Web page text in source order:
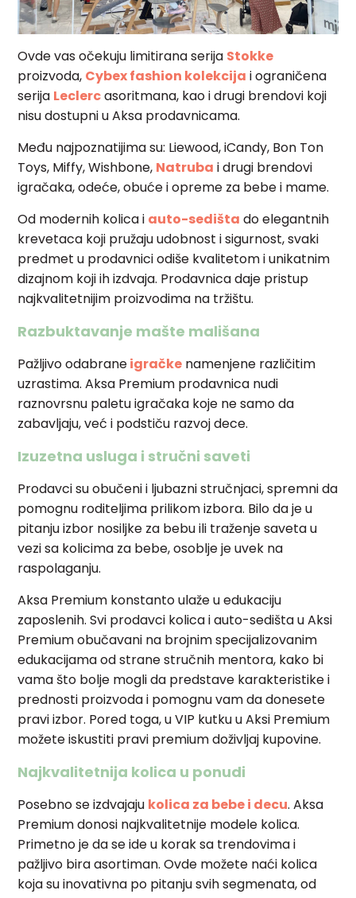
Ovde vas očekuju limitirana serija Stokke
proizvoda, Cybex fashion kolekcija i ograničena
serija Leclercasoritmana, kao i drugi brendovi koji
nisu dostupni u Aksa prodavnicama.
Među najpoznatijima su: Liewood, iCandy, Bon Ton
Toys, Miffy, Wishbone, Natruba i drugi brendovi
igračaka, odeće, obuće i opreme za bebe i mame.
Od modernih kolica i auto-sedišta do elegantnih
krevetaca koji pružaju udobnost i sigurnost, svaki
predmet u prodavnici odiše kvalitetom i unikatnim
dizajnom koji ih izdvaja. Prodavnica daje pristup
najkvalitetnijim proizvodima na tržištu.
Razbuktavanje mašte mališana
Pažljivo odabraneigračke namenjene različitim
uzrastima. Aksa Premium prodavnica nudi
raznovrsnu paletu igračaka koje ne samo da
zabavljaju, već i podstiču razvoj dece.
Izuzetna usluga i stručni saveti
Prodavci su obučeni i ljubazni stručnjaci, spremni da
pomognu roditeljima prilikom izbora. Bilo da je u
pitanju izbor nosiljke za bebu ili traženje saveta u
vezi sa kolicima za bebe, osoblje je uvek na
raspolaganju.
Aksa Premium konstanto ulaže u edukaciju
zaposlenih. Svi prodavci kolica i auto-sedišta u Aksi
Premium obučavani na brojnim specijalizovanim
edukacijama od strane stručnih mentora, kako bi
vama što bolje mogli da predstave karakteristike i
prednosti proizvoda i pomognu vam da donesete
pravi izbor. Pored toga, u VIP kutku u Aksi Premium
možete iskustiti pravi premium doživljaj kupovine.
Najkvalitetnija kolica u ponudi
Posebno se izdvajaju kolica za bebe i decu. Aksa
Premium donosi najkvalitetnije modele kolica.
Primetno je da se ide u korak sa trendovima i
pažljivo bira asortiman. Ovde možete naći kolica
koja su inovativna po pitanju svih segmenata, od